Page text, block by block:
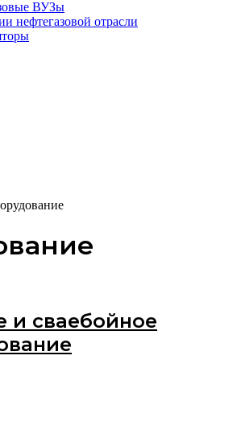
ВУЗы
нефтегазовой отрасли
и сваебойное